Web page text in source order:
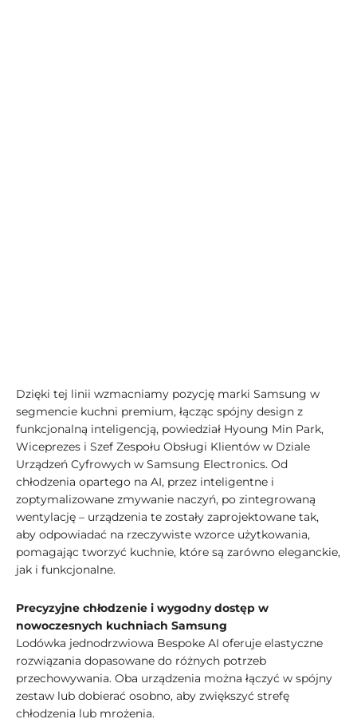
Dzięki tej linii wzmacniamy pozycję marki Samsung w
segmencie kuchni premium, łącząc spójny design z
funkcjonalną inteligencją, powiedział Hyoung Min Park,
Wiceprezes i Szef Zespołu Obsługi Klientów w Dziale
Urządzeń Cyfrowych w Samsung Electronics. Od
chłodzenia opartego na AI, przez inteligentne i
zoptymalizowane zmywanie naczyń, po zintegrowaną
wentylację – urządzenia te zostały zaprojektowane tak,
aby odpowiadać na rzeczywiste wzorce użytkowania,
pomagając tworzyć kuchnie, które są zarówno eleganckie,
jak i funkcjonalne.
Precyzyjne chłodzenie i wygodny dostęp w
nowoczesnych kuchniach Samsung
Lodówka jednodrzwiowa Bespoke AI oferuje elastyczne
rozwiązania dopasowane do różnych potrzeb
przechowywania. Oba urządzenia można łączyć w spójny
zestaw lub dobierać osobno, aby zwiększyć strefę
chłodzenia lub mrożenia.